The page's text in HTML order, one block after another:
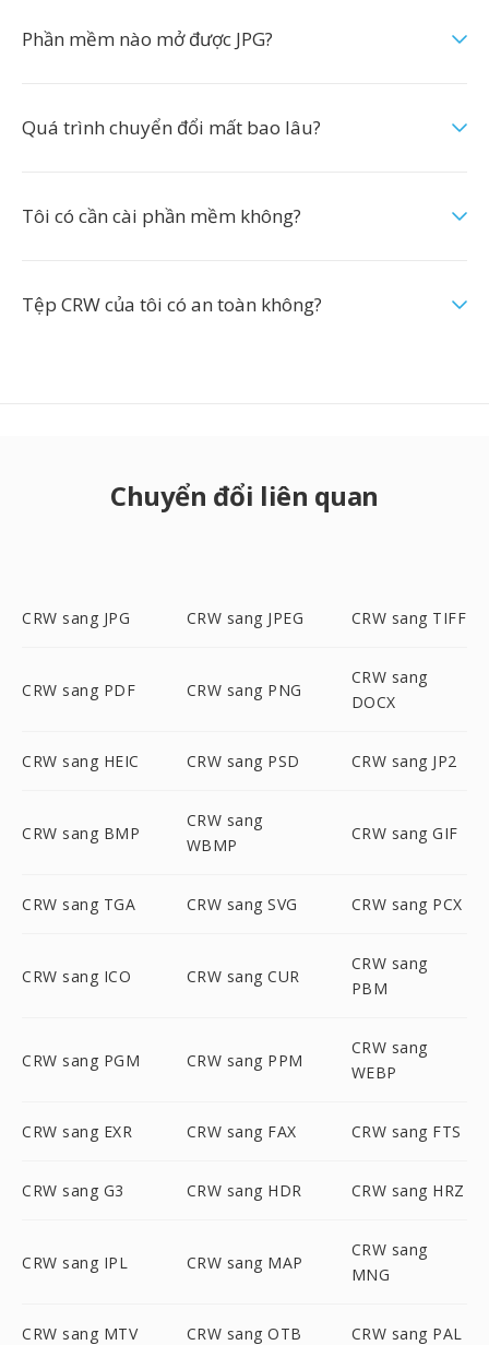
Phần mềm nào mở được JPG?
Quá trình chuyển đổi mất bao lâu?
Tôi có cần cài phần mềm không?
Tệp CRW của tôi có an toàn không?
Chuyển đổi liên quan
CRW sang JPG CRW sang JPEG CRW sang TIFF
CRW sang PDF CRW sang PNG
CRW sang
DOCX
CRW sang HEIC CRW sang PSD CRW sang JP2
CRW sang BMP
CRW sang
WBMP
CRW sang GIF
CRW sang TGA CRW sang SVG CRW sang PCX
CRW sang ICO CRW sang CUR
CRW sang
PBM
CRW sang PGM CRW sang PPM
CRW sang
WEBP
CRW sang EXR CRW sang FAX CRW sang FTS
CRW sang G3 CRW sang HDR CRW sang HRZ
CRW sang IPL CRW sang MAP
CRW sang
MNG
CRW sang MTV CRW sang OTB CRW sang PAL